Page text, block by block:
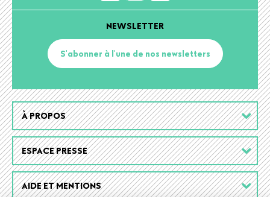
NEWSLETTER
S'abonner à l'une de nos newsletters
Footer
menu
À PROPOS
ESPACE PRESSE
AIDE ET MENTIONS